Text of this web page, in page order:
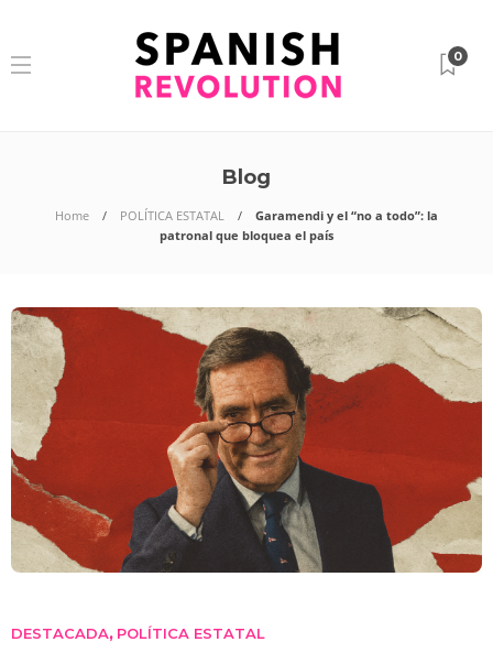
0
Blog
Home POLÍTICA ESTATAL
Garamendi y el “no a todo”: la
patronal que bloquea el país
DESTACADA, POLÍTICA ESTATAL